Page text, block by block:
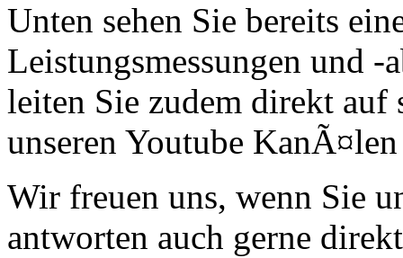
Unten sehen Sie bereits
Leistungsmessungen und -
leiten Sie zudem direkt auf
unseren Youtube
Wir freuen uns, wenn Sie
antworten auch gerne